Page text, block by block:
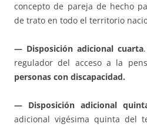
concepto de pareja de hecho
de trato en todo el territorio
— Disposición adicional cuarta
regulador del acceso a la
personas con discapacidad.
— Disposición adicional
adicional vigésima quinta del